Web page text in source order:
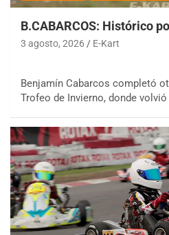
B.CABARCOS: Histórico
3 agosto, 2026 E-Kart
Benjamín Cabarcos completó
Trofeo de Invierno, donde